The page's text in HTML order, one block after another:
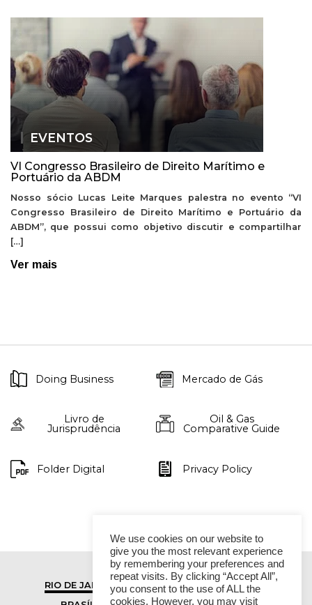
EVENTOS
VI Congresso Brasileiro de Direito Marítimo e
Portuário da ABDM
Nosso sócio Lucas Leite Marques palestra no evento “VI
Congresso Brasileiro de Direito Marítimo e Portuário da
ABDM”, que possui como objetivo discutir e compartilhar
[…]
Ver mais
Doing Business Mercado de Gás
Livro de
Jurisprudência
Oil & Gas
Comparative Guide
Folder Digital Privacy Policy
RIO DE JANEIRO
SÃO PAULO
We use cookies on our website to
give you the most relevant experience
by remembering your preferences and
repeat visits. By clicking “Accept All”,
you consent to the use of ALL the
cookies. However, you may visit